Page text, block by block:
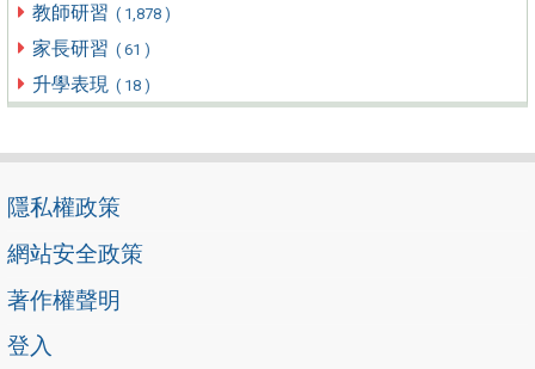
教師研習 ( 1,878 )
家長研習 ( 61 )
升學表現 ( 18 )
隱私權政策
網站安全政策
著作權聲明
登入